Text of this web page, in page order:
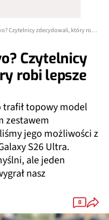
Samsung czy Vivo? Czytelnicy zdecydowali, który robi lepsze zdjęcia
Czytelnicy
robi lepsze
trafił topowy model
zestawem
jego możliwości z
S26 Ultra.
ale jeden
nasz
8